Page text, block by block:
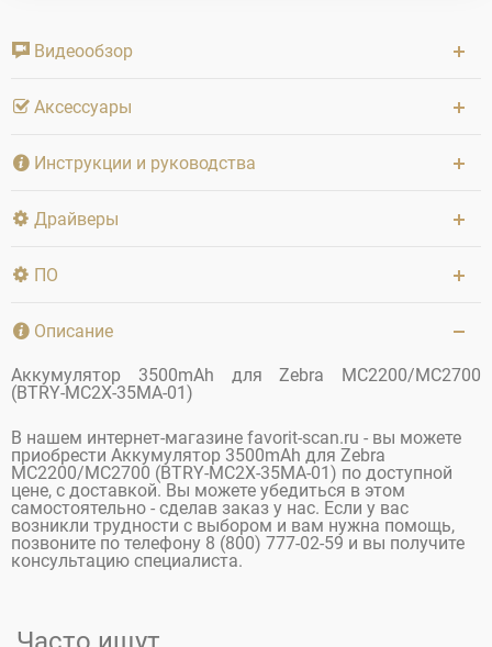
Видеообзор
Аксессуары
Инструкции и руководства
Драйверы
ПО
Описание
Аккумулятор 3500mAh для Zebra MC2200/MC2700
(BTRY-MC2X-35MA-01)
В нашем интернет-магазине favorit-scan.ru - вы можете
приобрести Аккумулятор 3500mAh для Zebra
MC2200/MC2700 (BTRY-MC2X-35MA-01) по доступной
цене, с доставкой. Вы можете убедиться в этом
самостоятельно - сделав заказ у нас. Если у вас
возникли трудности с выбором и вам нужна помощь,
позвоните по телефону 8 (800) 777-02-59 и вы получите
консультацию специалиста.